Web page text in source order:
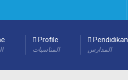
Profile
المناسبات
Pendidikan
المدارس